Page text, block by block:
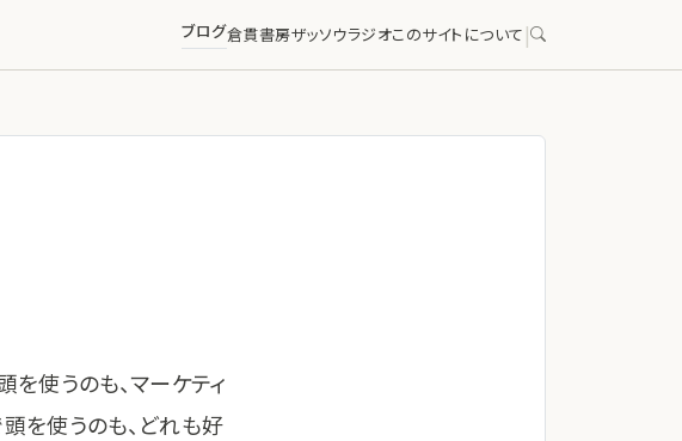
ブログ倉貫書房ザッソウラジオこのサイトについて |
使うのも、マーケティ
を使うのも、どれも好